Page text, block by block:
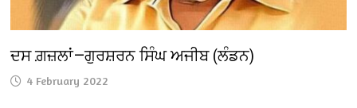
ਦਸ ਗ਼ਜ਼ਲਾਂ—ਗੁਰਸ਼ਰਨ ਸਿੰਘ ਅਜੀਬ (ਲੰਡਨ)
4 February 2022